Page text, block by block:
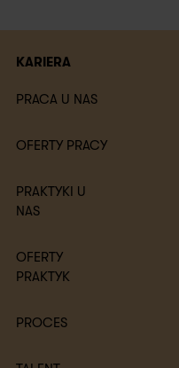
KARIERA
PRACA U NAS
OFERTY PRACY
PRAKTYKI U
NAS
OFERTY
PRAKTYK
PROCES